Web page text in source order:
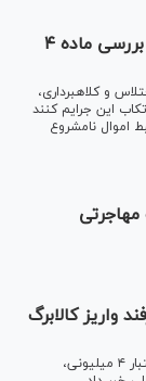
مجازات تشکیل شبکه کلاهبرداری چیست؟ / بررسی ماده ۴
اختلاس و کلاهبرداری،
این جرایم کنند
اموال نامشروع
واریز کالابرگ
همزمان با اجرای طرح جدید کالابرگ الکترونیک و واریز اعتبار ۴ میلیونی،